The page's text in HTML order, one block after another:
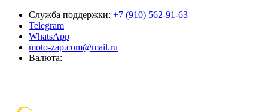
Служба поддержки: +7 (910) 562-91-63
Telegram
WhatsApp
moto-zap.com@mail.ru
Валюта: